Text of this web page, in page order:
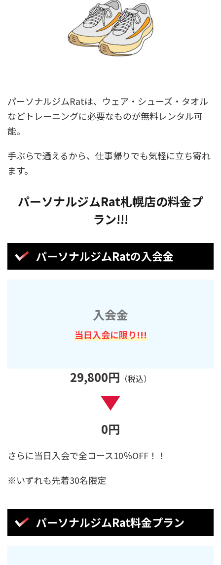
パーソナルジムRatは、ウェア・シューズ・タオル
などトレーニングに必要なものが無料レンタル可
能。
手ぶらで通えるから、仕事帰りでも気軽に立ち寄れ
ます。
パーソナルジムRat札幌店の料金プ
ラン!!!
パーソナルジムRatの入会金
入会金
当日入会に限り!!!
29,800円 （税込）
0円
さらに当日入会で全コース10％OFF！！
※いずれも先着30名限定
パーソナルジムRat料金プラン